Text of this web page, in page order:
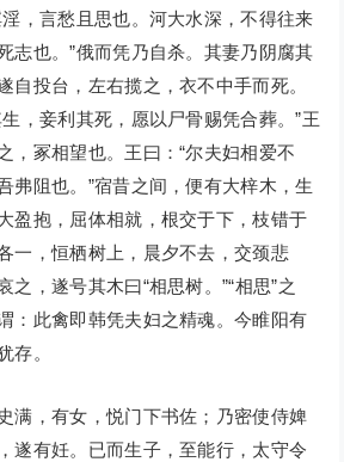
，言愁且思也。河大水深，不得往来
志也。”俄而凭乃自杀。其妻乃阴腐其
自投台，左右揽之，衣不中手而死。
，妾利其死，愿以尸骨赐凭合葬。”王
，冢相望也。王曰：“尔夫妇相爱不
弗阻也。”宿昔之间，便有大梓木，生
盈抱，屈体相就，根交于下，枝错于
一，恒栖树上，晨夕不去，交颈悲
之，遂号其木曰“相思树。”“相思”之
：此禽即韩凭夫妇之精魂。今睢阳有
存。
，有女，悦门下书佐；乃密使侍婢
遂有妊。已而生子，至能行，太守令